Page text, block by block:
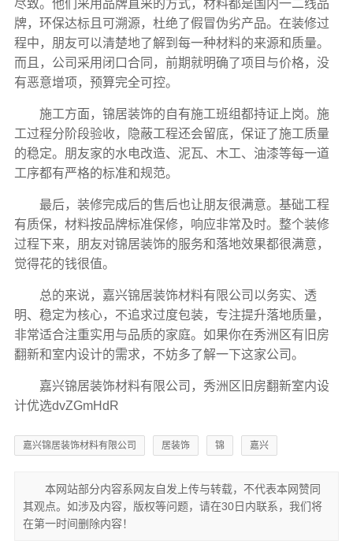
尽致。他们采用品牌直采的方式，材料都是国内一二线品
牌，环保达标且可溯源，杜绝了假冒伪劣产品。在装修过
程中，朋友可以清楚地了解到每一种材料的来源和质量。
而且，公司采用闭口合同，前期就明确了项目与价格，没
有恶意增项，预算完全可控。
施工方面，锦居装饰的自有施工班组都持证上岗。施
工过程分阶段验收，隐蔽工程还会留底，保证了施工质量
的稳定。朋友家的水电改造、泥瓦、木工、油漆等每一道
工序都有严格的标准和规范。
最后，装修完成后的售后也让朋友很满意。基础工程
有质保，材料按品牌标准保修，响应非常及时。整个装修
过程下来，朋友对锦居装饰的服务和落地效果都很满意，
觉得花的钱很值。
总的来说，嘉兴锦居装饰材料有限公司以务实、透
明、稳定为核心，不追求过度包装，专注提升落地质量，
非常适合注重实用与品质的家庭。如果你在秀洲区有旧房
翻新和室内设计的需求，不妨多了解一下这家公司。
嘉兴锦居装饰材料有限公司，秀洲区旧房翻新室内设
计优选dvZGmHdR
嘉兴锦居装饰材料有限公司 居装饰 锦 嘉兴
本网站部分内容系网友自发上传与转载，不代表本网赞同
其观点。如涉及内容，版权等问题，请在30日内联系，我们将
在第一时间删除内容！